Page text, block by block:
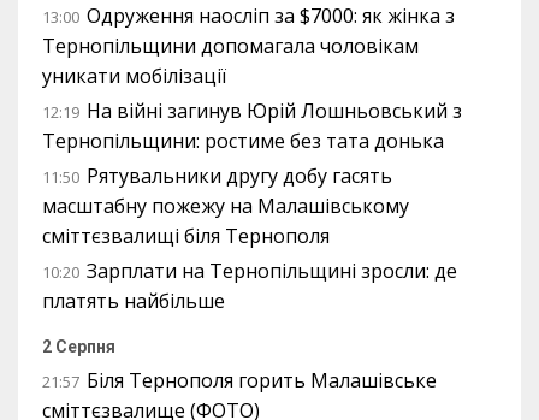
13:00 Одруження наосліп за $7000: як жінка з
Тернопільщини допомагала чоловікам
уникати мобілізації
12:19 На війні загинув Юрій Лошньовський з
Тернопільщини: ростиме без тата донька
11:50 Рятувальники другу добу гасять
масштабну пожежу на Малашівському
сміттєзвалищі біля Тернополя
10:20 Зарплати на Тернопільщині зросли: де
платять найбільше
2 Серпня
21:57 Біля Тернополя горить Малашівське
сміттєзвалище (ФОТО)